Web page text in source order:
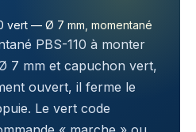
vert — Ø 7 mm, momentané
PBS-110 à monter
7 mm et capuchon vert,
ouvert, il ferme le
Le vert code